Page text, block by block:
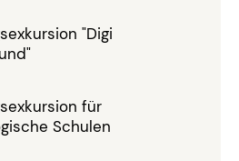
"Digi
für
Schulen